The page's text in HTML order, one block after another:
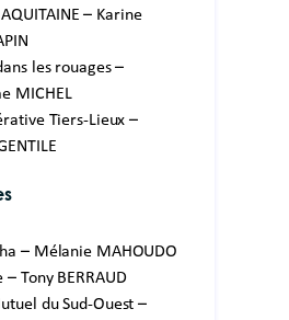
AQUITAINE – Karine
les rouages –
MICHEL
Tiers-Lieux –
– Mélanie MAHOUDO
– Tony BERRAUD
du Sud-Ouest –